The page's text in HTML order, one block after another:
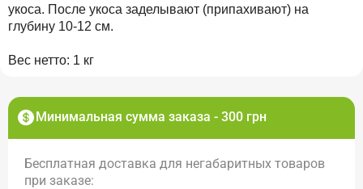
Минимальная сумма заказа - 300 грн
Бесплатная доставка для негабаритных товаров
при заказе:
укоса. После укоса заделывают (припахивают) на
глубину 10-12 см.
Вес нетто: 1 кг